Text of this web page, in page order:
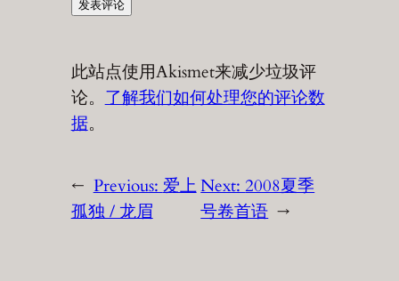
此站点使用Akismet来减少垃圾评
论。 了解我们如何处理您的评论数
据。
← Previous: 爱上
孤独 / 龙眉
Next:2008夏季
号卷首语 →